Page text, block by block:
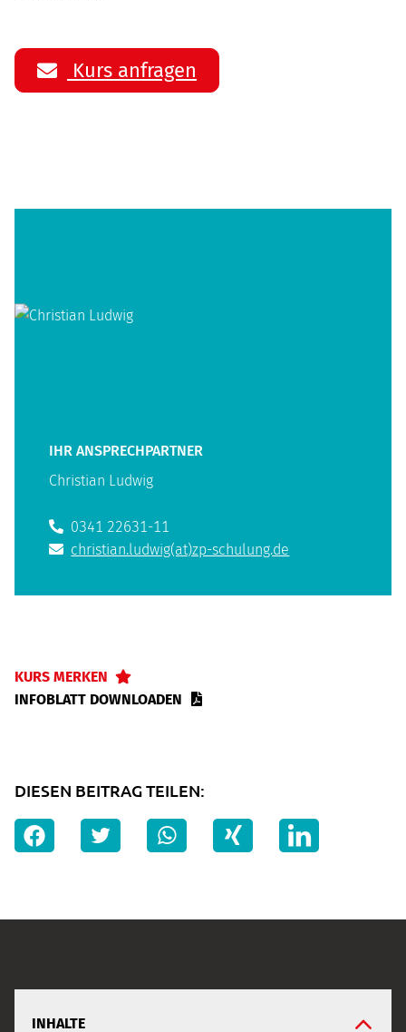
Kurs anfragen
IHR ANSPRECHPARTNER
Christian Ludwig
0341 22631-11
christian.ludwig(at)zp-schulung.de
KURS MERKEN
INFOBLATT DOWNLOADEN
DIESEN BEITRAG TEILEN:
INHALTE